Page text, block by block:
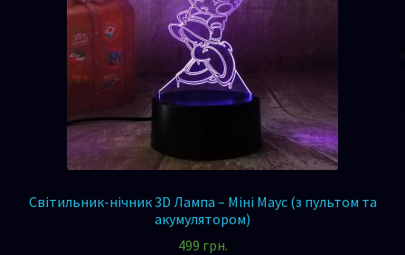
Світильник-нічник 3D Лампа – Міні Маус (з пультом та
акумулятором)
499 грн.